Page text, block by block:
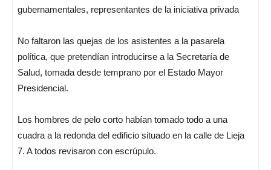
gubernamentales, representantes de la iniciativa privada
No faltaron las quejas de los asistentes a la pasarela
política, que pretendían introducirse a la Secretaría de
Salud, tomada desde temprano por el Estado Mayor
Presidencial.
Los hombres de pelo corto habían tomado todo a una
cuadra a la redonda del edificio situado en la calle de Lieja
7. A todos revisaron con escrúpulo.